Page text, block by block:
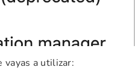
vayas a utilizar: